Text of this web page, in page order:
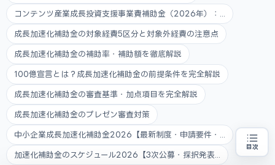
目次
売上100億円を目指す方 地域・業種から選べる
お近くの専門家を探す
コンテンツ産業成長投資支援事業費補助金（2026年）：...
成長加速化補助金の対象経費5区分と対象外経費の注意点
成長加速化補助金の補助率・補助額を徹底解説
100億宣言とは？成長加速化補助金の前提条件を完全解説
成長加速化補助金の審査基準・加点項目を完全解説
成長加速化補助金のプレゼン審査対策
中小企業成長加速化補助金2026【最新制度・申請要件・...
加速化補助金のスケジュール2026【3次公募・採択発表...